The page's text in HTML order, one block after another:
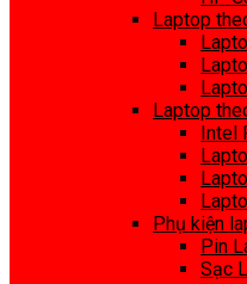
Laptop
Laptop
Intel
Phụ kiện
Pin
Sạc